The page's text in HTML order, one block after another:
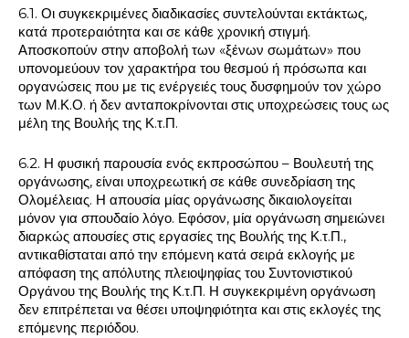
6.1. Οι συγκεκριμένες διαδικασίες συντελούνται εκτάκτως,
κατά προτεραιότητα και σε κάθε χρονική στιγμή.
Αποσκοπούν στην αποβολή των «ξένων σωμάτων» που
υπονομεύουν τον χαρακτήρα του θεσμού ή πρόσωπα και
οργανώσεις που με τις ενέργειές τους δυσφημούν τον χώρο
των Μ.Κ.Ο. ή δεν ανταποκρίνονται στις υποχρεώσεις τους ως
μέλη της Βουλής της Κ.τ.Π.
6.2. Η φυσική παρουσία ενός εκπροσώπου – Βουλευτή της
οργάνωσης, είναι υποχρεωτική σε κάθε συνεδρίαση της
Ολομέλειας. Η απουσία μίας οργάνωσης δικαιολογείται
μόνον για σπουδαίο λόγο. Εφόσον, μία οργάνωση σημειώνει
διαρκώς απουσίες στις εργασίες της Βουλής της Κ.τ.Π.,
αντικαθίσταται από την επόμενη κατά σειρά εκλογής με
απόφαση της απόλυτης πλειοψηφίας του Συντονιστικού
Οργάνου της Βουλής της Κ.τ.Π. Η συγκεκριμένη οργάνωση
δεν επιτρέπεται να θέσει υποψηφιότητα και στις εκλογές της
επόμενης περιόδου.